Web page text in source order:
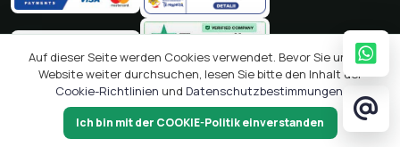
2026 © Ideal Rent a CarCrafted with bySolcreation
Auf dieser Seite werden Cookies verwendet. Bevor Sie unsere
Website weiter durchsuchen, lesen Sie bitte den Inhalt der
Cookie-Richtlinien und Datenschutzbestimmungen
Ich bin mit der COOKIE-Politik einverstanden